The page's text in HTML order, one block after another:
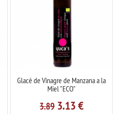
Glacé de Vinagre de Manzana a la
Miel "ECO"
3.89 3.13€